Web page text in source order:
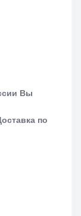
Вы
по